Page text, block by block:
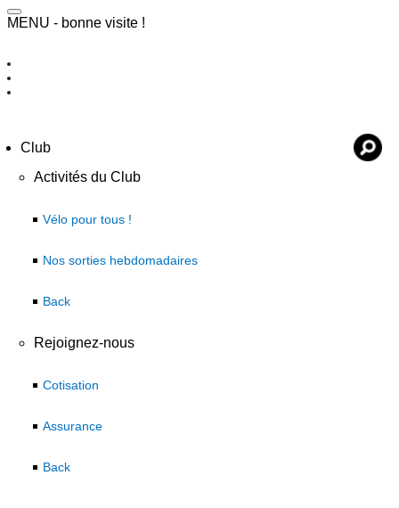
MENU - bonne visite !
Club
Activités du Club
Vélo pour tous !
Nos sorties hebdomadaires
Back
Rejoignez-nous
Cotisation
Assurance
Back